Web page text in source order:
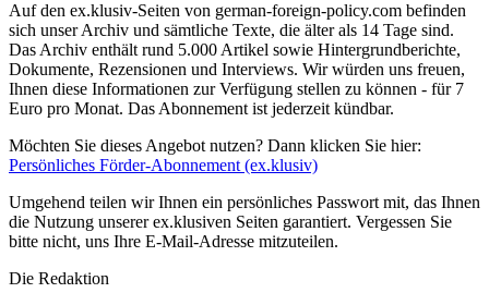
Auf den ex.klusiv-Seiten von german-foreign-policy.com befinden
sich unser Archiv und sämtliche Texte, die älter als 14 Tage sind.
Das Archiv enthält rund 5.000 Artikel sowie Hintergrundberichte,
Dokumente, Rezensionen und Interviews. Wir würden uns freuen,
Ihnen diese Informationen zur Verfügung stellen zu können - für 7
Euro pro Monat. Das Abonnement ist jederzeit kündbar.
Möchten Sie dieses Angebot nutzen? Dann klicken Sie hier:
Persönliches Förder-Abonnement (ex.klusiv)
Umgehend teilen wir Ihnen ein persönliches Passwort mit, das Ihnen
die Nutzung unserer ex.klusiven Seiten garantiert. Vergessen Sie
bitte nicht, uns Ihre E-Mail-Adresse mitzuteilen.
Die Redaktion